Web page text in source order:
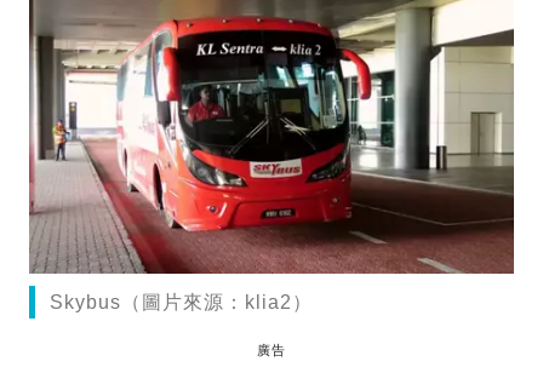
Skybus（圖片來源：klia2）
廣告